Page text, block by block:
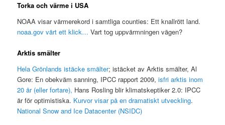
Torka och värme i USA
NOAA visar värmerekord i samtliga counties: Ett knallrött land.
noaa.gov värt ett klick…Vart tog uppvärmningen vägen?
Arktis smälter
Hela Grönlands istäcke smälter; istäcket av Arktis smälter, Al
Gore: En obekväm sanning, IPCC rapport 2009,isfri arktis inom
20 år (eller fortare), Hans Rosling blir klimatskeptiker 2.0: IPCC
är för optimistiska. Kurvor visar på en dramatiskt utveckling.
National Snow and Ice Datacenter (NSIDC)